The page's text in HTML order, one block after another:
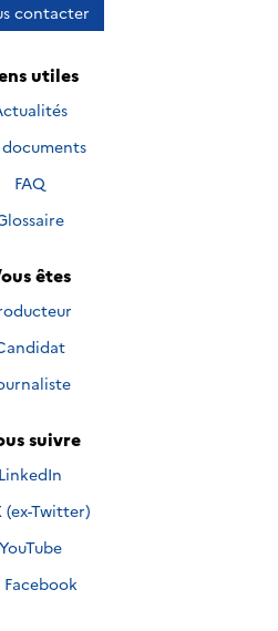
contacter
utiles
documents
FAQ
êtes
suivre
Nous suivre sur
LinkedIn
suivre sur
(ex-Twitter)
Nous suivre sur
YouTube
Nous suivre sur
Facebook